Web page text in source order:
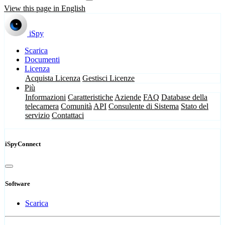
View this page in English
iSpy
Scarica
Documenti
Licenza
Acquista Licenza Gestisci Licenze
Più
Informazioni Caratteristiche Aziende FAQ Database della
telecamera Comunità API Consulente di Sistema Stato del
servizio Contattaci
iSpyConnect
Software
Scarica